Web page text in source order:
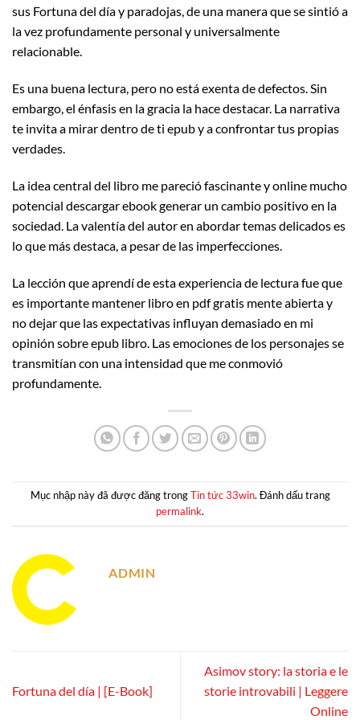
sus Fortuna del día y paradojas, de una manera que se sintió a
la vez profundamente personal y universalmente
relacionable.
Es una buena lectura, pero no está exenta de defectos. Sin
embargo, el énfasis en la gracia la hace destacar. La narrativa
te invita a mirar dentro de ti epub y a confrontar tus propias
verdades.
La idea central del libro me pareció fascinante y online mucho
potencial descargar ebook generar un cambio positivo en la
sociedad. La valentía del autor en abordar temas delicados es
lo que más destaca, a pesar de las imperfecciones.
La lección que aprendí de esta experiencia de lectura fue que
es importante mantener libro en pdf gratis mente abierta y
no dejar que las expectativas influyan demasiado en mi
opinión sobre epub libro. Las emociones de los personajes se
transmitían con una intensidad que me conmovió
profundamente.
Mục nhập này đã được đăng trongTin tức 33win. Đánh dấu trang
permalink.
ADMIN
Fortuna del día | [E-Book]
Asimov story: la storia e le
storie introvabili | Leggere
Online